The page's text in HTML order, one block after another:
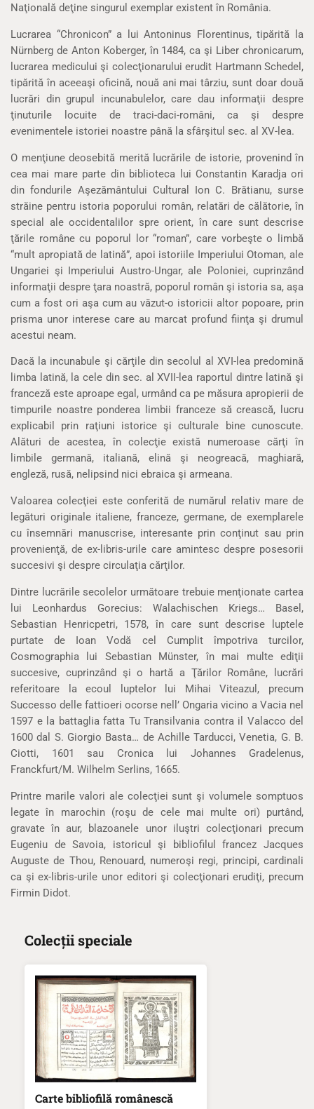
Naţională deţine singurul exemplar existent în România.
Lucrarea “Chronicon” a lui Antoninus Florentinus, tipărită la
Nürnberg de Anton Koberger, în 1484, ca şi Liber chronicarum,
lucrarea medicului şi colecţionarului erudit Hartmann Schedel,
tipărită în aceeaşi oficină, nouă ani mai târziu, sunt doar două
lucrări din grupul incunabulelor, care dau informaţii despre
ţinuturile locuite de traci-daci-români, ca şi despre
evenimentele istoriei noastre până la sfârşitul sec. al XV-lea.
O menţiune deosebită merită lucrările de istorie, provenind în
cea mai mare parte din biblioteca lui Constantin Karadja ori
din fondurile Aşezământului Cultural Ion C. Brătianu, surse
străine pentru istoria poporului român, relatări de călătorie, în
special ale occidentalilor spre orient, în care sunt descrise
ţările române cu poporul lor “roman”, care vorbeşte o limbă
“mult apropiată de latină”, apoi istoriile Imperiului Otoman, ale
Ungariei şi Imperiului Austro-Ungar, ale Poloniei, cuprinzând
informaţii despre ţara noastră, poporul român şi istoria sa, aşa
cum a fost ori aşa cum au văzut-o istoricii altor popoare, prin
prisma unor interese care au marcat profund fiinţa şi drumul
acestui neam.
Dacă la incunabule şi cărţile din secolul al XVI-lea predomină
limba latină, la cele din sec. al XVII-lea raportul dintre latină şi
franceză este aproape egal, urmând ca pe măsura apropierii de
timpurile noastre ponderea limbii franceze să crească, lucru
explicabil prin raţiuni istorice şi culturale bine cunoscute.
Alături de acestea, în colecţie există numeroase cărţi în
limbile germană, italiană, elină şi neogreacă, maghiară,
engleză, rusă, nelipsind nici ebraica şi armeana.
Valoarea colecţiei este conferită de numărul relativ mare de
legături originale italiene, franceze, germane, de exemplarele
cu însemnări manuscrise, interesante prin conţinut sau prin
provenienţă, de ex-libris-urile care amintesc despre posesorii
succesivi şi despre circulaţia cărţilor.
Dintre lucrările secolelor următoare trebuie menţionate cartea
lui Leonhardus Gorecius: Walachischen Kriegs… Basel,
Sebastian Henricpetri, 1578, în care sunt descrise luptele
purtate de Ioan Vodă cel Cumplit împotriva turcilor,
Cosmographia lui Sebastian Münster, în mai multe ediţii
succesive, cuprinzând şi o hartă a Ţărilor Române, lucrări
referitoare la ecoul luptelor lui Mihai Viteazul, precum
Successo delle fattioeri ocorse nell’ Ongaria vicino a Vacia nel
1597 e la battaglia fatta Tu Transilvania contra il Valacco del
1600 dal S. Giorgio Basta… de Achille Tarducci, Venetia, G. B.
Ciotti, 1601 sau Cronica lui Johannes Gradelenus,
Franckfurt/M. Wilhelm Serlins, 1665.
Printre marile valori ale colecţiei sunt şi volumele somptuos
legate în marochin (roşu de cele mai multe ori) purtând,
gravate în aur, blazoanele unor iluştri colecţionari precum
Eugeniu de Savoia, istoricul şi bibliofilul francez Jacques
Auguste de Thou, Renouard, numeroşi regi, principi, cardinali
ca şi ex-libris-urile unor editori şi colecţionari erudiţi, precum
Firmin Didot.
Colecții speciale
Carte bibliofilă românescă